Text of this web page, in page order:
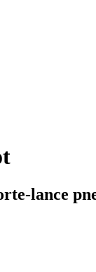
lance